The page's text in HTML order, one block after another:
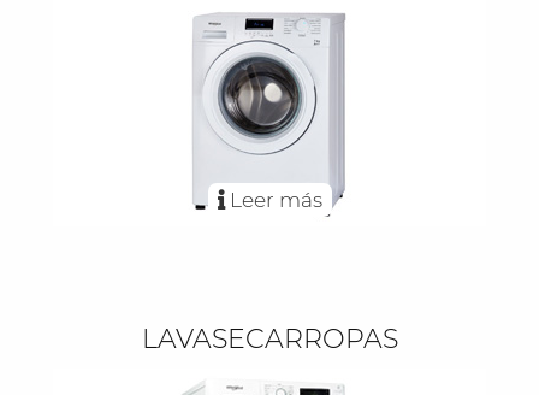
Leer más
LAVASECARROPAS